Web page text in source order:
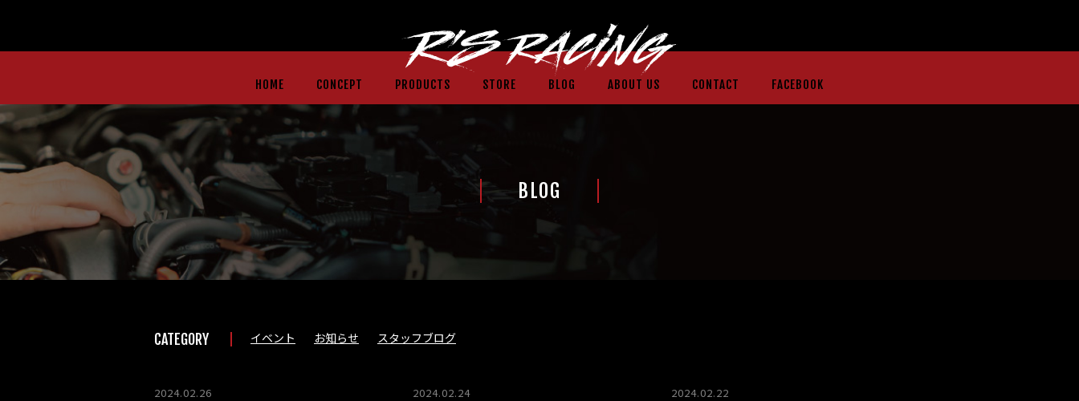
HOME CONCEPT PRODUCTS STORE BLOG ABOUT US CONTACT FACEBOOK
BLOG
CATEGORY イベント お知らせ スタッフブログ
2024.02.26 2024.02.24 2024.02.22